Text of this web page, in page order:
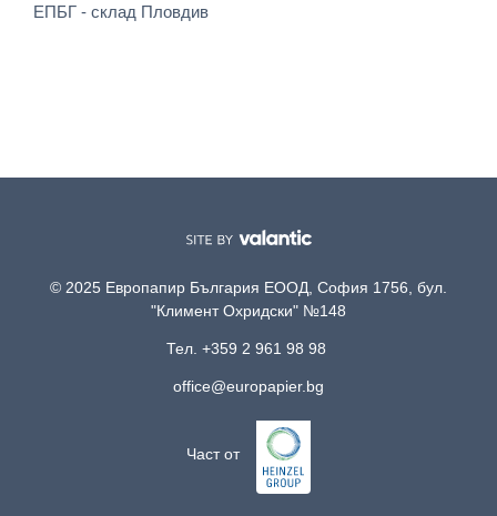
ЕПБГ - склад Пловдив
© 2025 Европапир България ЕООД, София 1756, бул.
"Климент Охридски" №148
Тел. +359 2 961 98 98
office@europapier.bg
Част от